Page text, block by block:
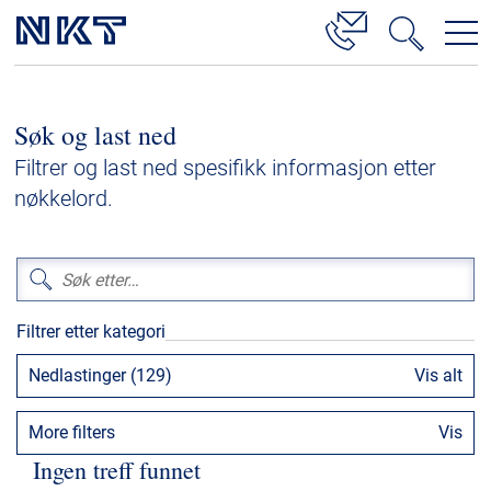
Høyspenningskabelløsninger
Kabelservice
Lavspenning
Høyspenningskabeltilbehør
Mellomspenningskabeltilbehør
Referanser
Nedlastinger
Søk og last ned
Filtrer og last ned spesifikk informasjon etter
nøkkelord.
Filtrer etter kategori
Nedlastinger (129) Vis alt
More filters Vis
Ingen treff funnet